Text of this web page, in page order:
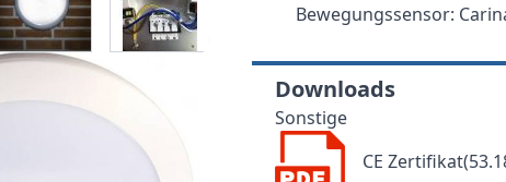
Bewegungssensor:
Downloads
Sonstige
CE